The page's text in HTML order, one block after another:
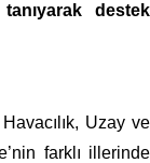
destek
Uzay ve
farklı illerinde